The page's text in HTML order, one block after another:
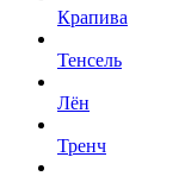
Крапива
Тенсель
Лён
Тренч